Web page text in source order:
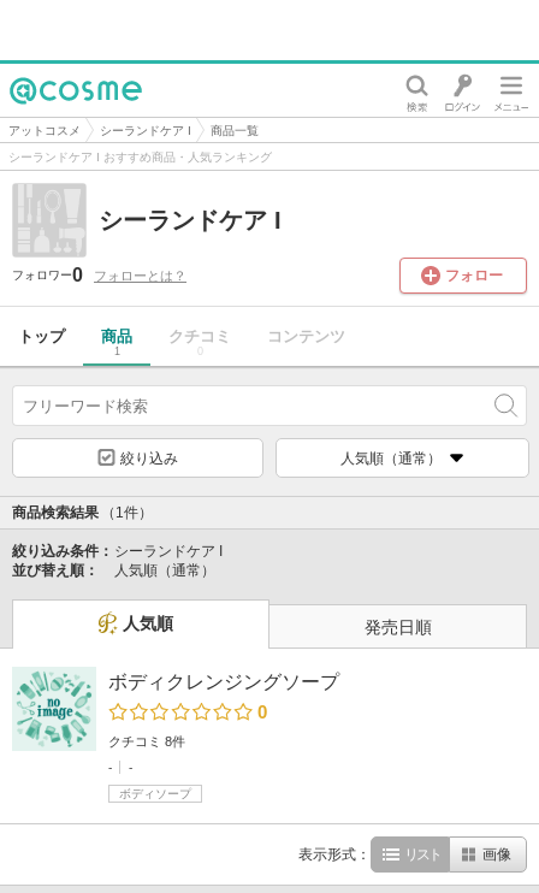
@cosme
アットコスメ シーランドケア I
商品一覧
シーランドケア I おすすめ商品・人気ランキング
シーランドケア I
フォロワー0 フォローとは？ フォロー
トップ 商品
1
クチコミ
0
コンテンツ
絞り込み 人気順（通常）
商品検索結果 （1件）
絞り込み条件： シーランドケア I
並び替え順：
人気順（通常）
人気順 発売日順
ボディクレンジングソープ
0
クチコミ 8件
-
-
ボディソープ
表示形式： リスト 画像